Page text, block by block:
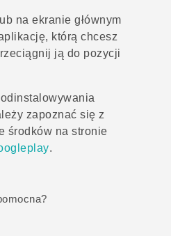
na ekranie głównym
którą chcesz
ją do pozycji
zapoznać się z
środków na stronie
.